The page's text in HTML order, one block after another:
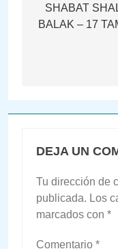
de
SHABAT
BALAK – 17
DEJA UN
Tu dirección de
publicada. Los
marcados con *
Comentario *